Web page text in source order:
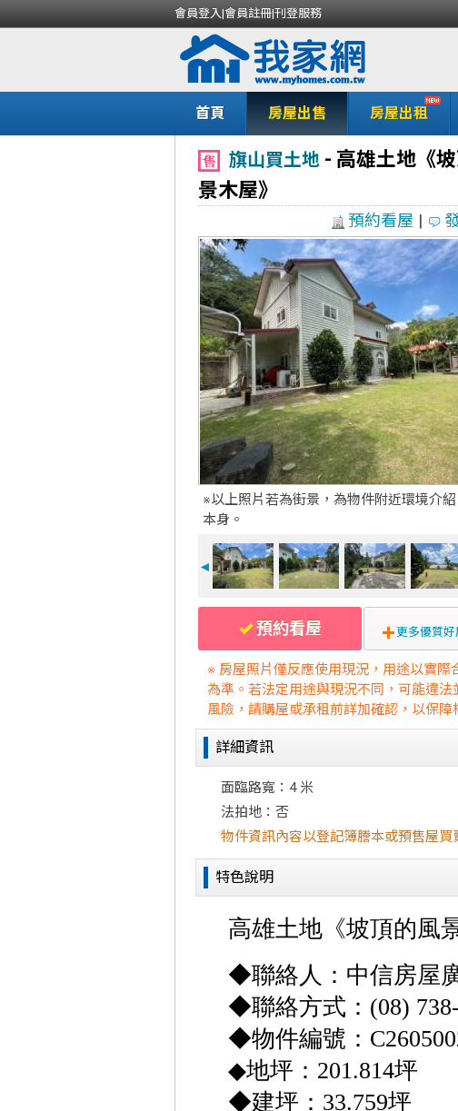
會員登入|會員註冊|刊登服務
首頁 房屋出售 房屋出租
旗山買土地 - 高雄土地《
景木屋》
預約看屋 |
※以上照片若為街景，為物件附近環境介
本身。
◄
預約看屋 更多優質好
※ 房屋照片僅反應使用現況，用途以實際
為準。若法定用途與現況不同，可能違法
風險，請購屋或承租前詳加確認，以保障
詳細資訊
面臨路寬：4 米
法拍地：否
物件資訊內容以登記簿謄本或預售屋
特色說明